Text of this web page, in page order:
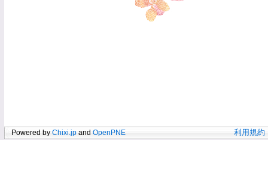
Powered by Chixi.jp and OpenPNE 利用規約